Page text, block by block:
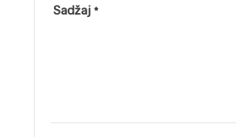
Sadžaj *